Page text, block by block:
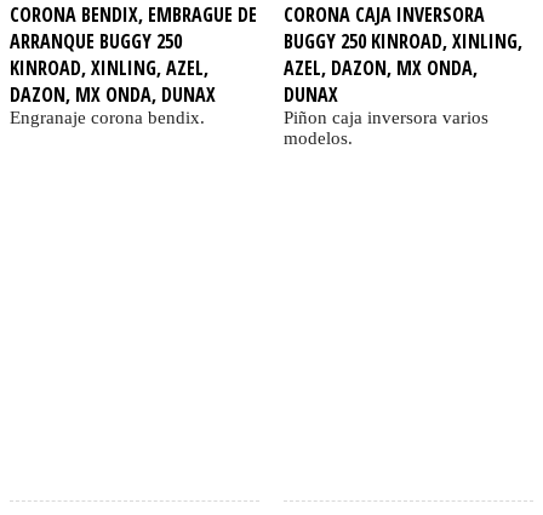
CORONA BENDIX, EMBRAGUE DE
ARRANQUE BUGGY 250
KINROAD, XINLING, AZEL,
DAZON, MX ONDA, DUNAX
Engranaje corona bendix.
CORONA CAJA INVERSORA
BUGGY 250 KINROAD, XINLING,
AZEL, DAZON, MX ONDA,
DUNAX
Piñon caja inversora varios
modelos.